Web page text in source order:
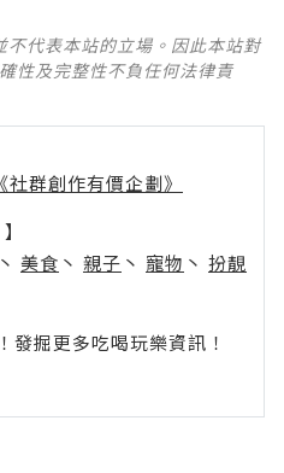
代表本站的立場。因此本站對
性及完整性不負任何法律責
社群創作有價企劃》
丶 美食 丶 親子 丶 寵物 丶 扮靚
掘更多吃喝玩樂資訊！